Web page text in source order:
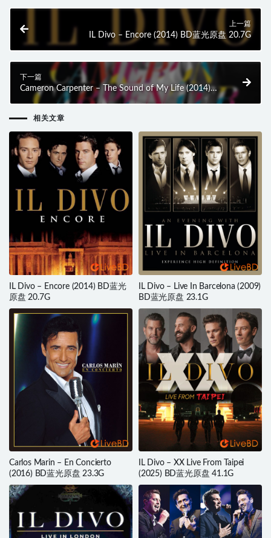
上一篇
IL Divo – Encore (2014) BD蓝光原盘 20.7G
下一篇
Cameron Carpenter – The Sound of My Life (2014)
BD蓝光原盘 15.1G
相关文章
IL Divo – Encore (2014) BD蓝光
原盘 20.7G
IL Divo – Live In Barcelona (2009)
BD蓝光原盘 23.1G
Carlos Marin – En Concierto
(2016) BD蓝光原盘 23.3G
IL Divo – XX Live From Taipei
(2025) BD蓝光原盘 41.1G